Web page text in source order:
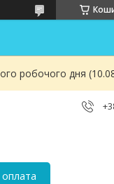
робочого дня